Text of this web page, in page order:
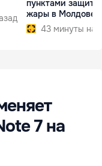
пунктами защиты
жары в Молдове
43 минуты
7 на